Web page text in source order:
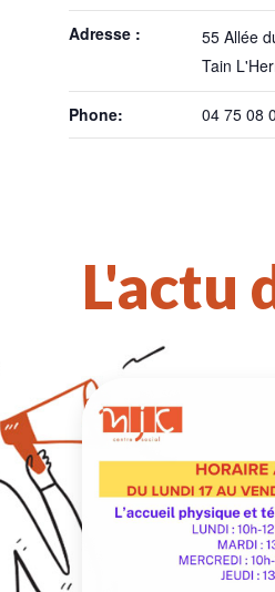
Adresse :
55 Allée
Tain
Phone: 04 75 08
L'actu